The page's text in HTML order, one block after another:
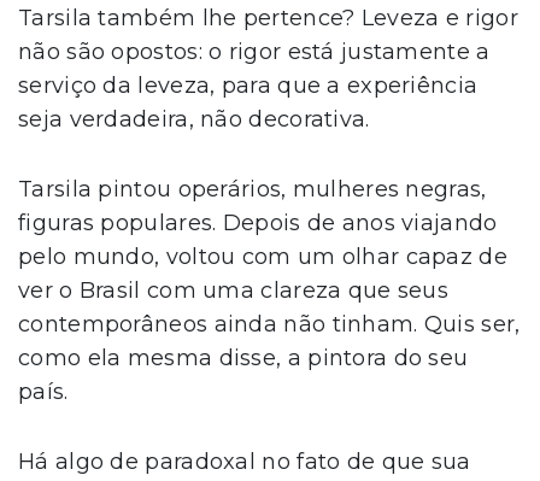
Tarsila também lhe pertence? Leveza e rigor
não são opostos: o rigor está justamente a
serviço da leveza, para que a experiência
seja verdadeira, não decorativa.
Tarsila pintou operários, mulheres negras,
figuras populares. Depois de anos viajando
pelo mundo, voltou com um olhar capaz de
ver o Brasil com uma clareza que seus
contemporâneos ainda não tinham. Quis ser,
como ela mesma disse, a pintora do seu
país.
Há algo de paradoxal no fato de que sua